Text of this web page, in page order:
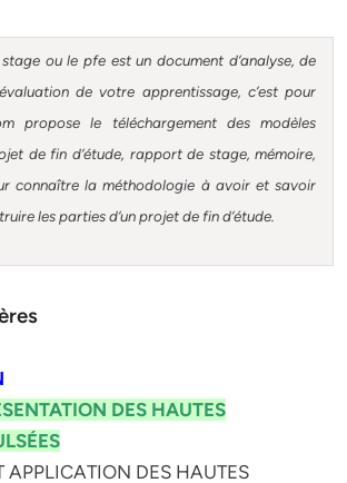
ou le pfe est un document d’analyse, de
de votre apprentissage, c’est pour
propose le téléchargement des modèles
de fin d’étude, rapport de stage, mémoire,
connaître la méthodologie à avoir et savoir
les parties d’un projet de fin d’étude.
DES HAUTES
APPLICATION DES HAUTES